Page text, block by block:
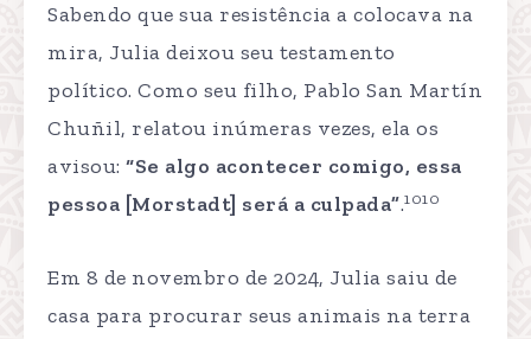
Sabendo que sua resistência a colocava na
mira, Julia deixou seu testamento
político. Como seu filho, Pablo San Martín
Chuñil, relatou inúmeras vezes, ela os
avisou: “Se algo acontecer comigo, essa
pessoa [Morstadt] será a culpada”.1010
Em 8 de novembro de 2024, Julia saiu de
casa para procurar seus animais na terra